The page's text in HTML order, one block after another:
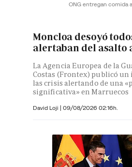
ONG entregan comida
Moncloa desoyó
alertaban del asalto
La Agencia Europea de la
Costas (Frontex) publicó
las crisis alertando de una
significativa» en Marruecos
David Loji | 09/08/2026 02:16h.